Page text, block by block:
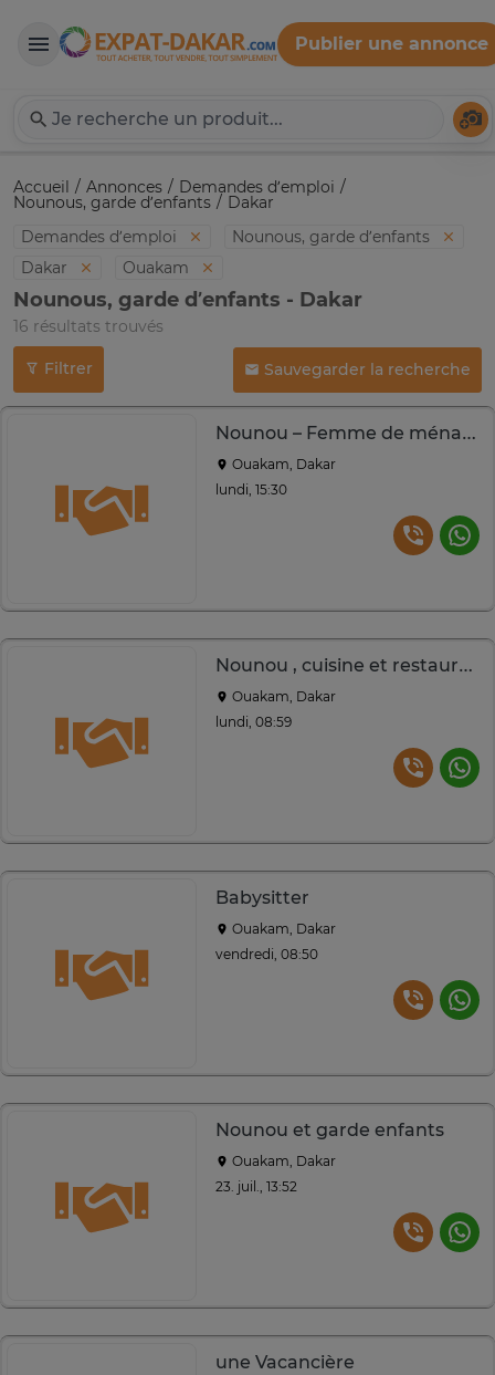
Expat-Dakar
Publier une annonce
Accueil Annonces Demandes d’emploi
Nounous, garde d’enfants
Dakar
Demandes d’emploi
Nounous, garde d’enfants
Dakar
Ouakam
Nounous, garde d’enfants - Dakar
16 résultats trouvés
Filtrer Sauvegarder la recherche
Nounou – Femme de ménage sérieuse | Remplacement garanti
Ouakam, Dakar
lundi, 15:30
Nounou , cuisine et restauration
Ouakam, Dakar
lundi, 08:59
Babysitter
Ouakam, Dakar
vendredi, 08:50
Nounou et garde enfants
Ouakam, Dakar
23. juil., 13:52
une Vacancière